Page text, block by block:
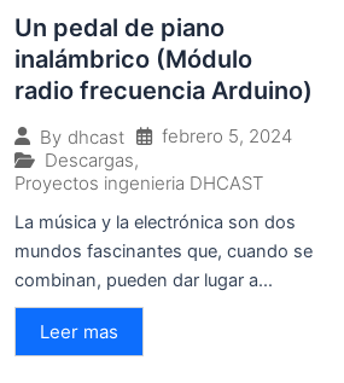
Un pedal de piano
inalámbrico (Módulo
radio frecuencia Arduino)
By dhcast
febrero 5, 2024
Descargas,
Proyectos ingenieria DHCAST
La música y la electrónica son dos
mundos fascinantes que, cuando se
combinan, pueden dar lugar a...
Leer mas